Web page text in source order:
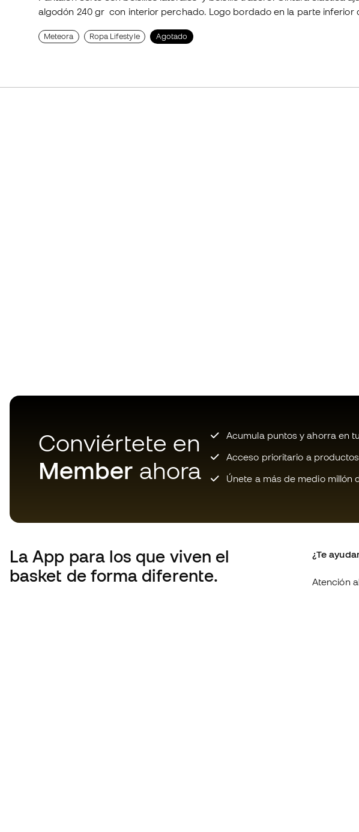
algodón 240 gr con interior perchado. Logo bordado en la parte inferior
Meteora Ropa Lifestyle Agotado
Conviértete en
Member ahora
Acumula puntos y ahorra en
Acceso prioritario a
Únete a más de medio millón
La App para los que viven el
basket de forma diferente.
¿Te
Atención